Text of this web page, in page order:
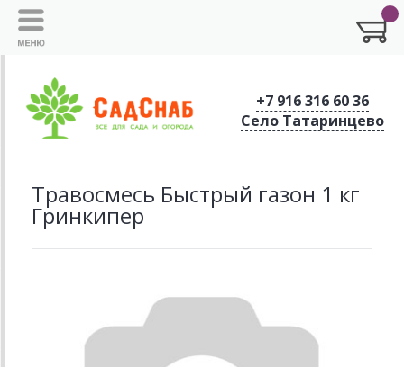
+7 916 316 60 36
Село Татаринцево
Травосмесь Быстрый газон 1 кг
Гринкипер